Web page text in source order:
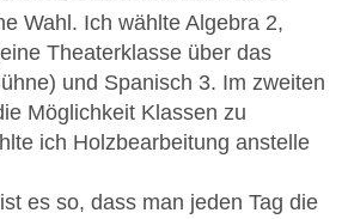
Wahl. Ich wählte Algebra 2,
Theaterklasse über das
und Spanisch 3. Im zweiten
Möglichkeit Klassen zu
ich Holzbearbeitung anstelle
es so, dass man jeden Tag die